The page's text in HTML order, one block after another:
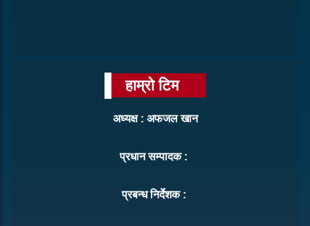
हाम्रो टिम
अध्यक्ष : अफजल खान
प्रधान सम्पादक :
प्रबन्ध निर्देशक :